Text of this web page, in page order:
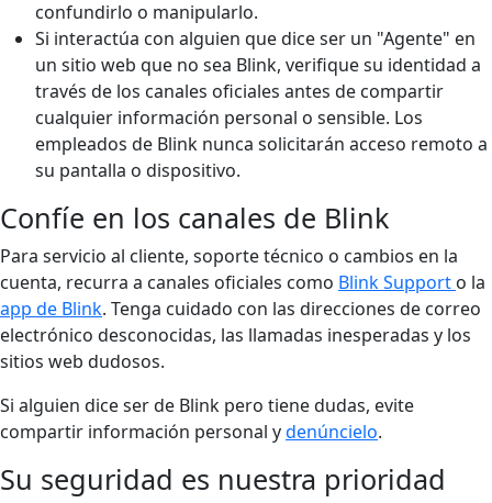
confundirlo o manipularlo.
Si interactúa con alguien que dice ser un "Agente" en
un sitio web que no sea Blink, verifique su identidad a
través de los canales oficiales antes de compartir
cualquier información personal o sensible. Los
empleados de Blink nunca solicitarán acceso remoto a
su pantalla o dispositivo.
Confíe en los canales de Blink
Para servicio al cliente, soporte técnico o cambios en la
cuenta, recurra a canales oficiales como Blink Support o la
app de Blink. Tenga cuidado con las direcciones de correo
electrónico desconocidas, las llamadas inesperadas y los
sitios web dudosos.
Si alguien dice ser de Blink pero tiene dudas, evite
compartir información personal ydenúncielo.
Su seguridad es nuestra prioridad